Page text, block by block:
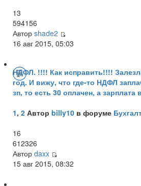
13
594156
Автор shade2
16 авг 2015, 05:03
НДФЛ. !!!! Как исправить!!!!
год. И вижу, что где-то НДФЛ
зп, то есть 30 оплачен, а зарплата
1, 2 Автор billy10 в форуме
16
612326
Автор daxx
15 авг 2015, 08:32